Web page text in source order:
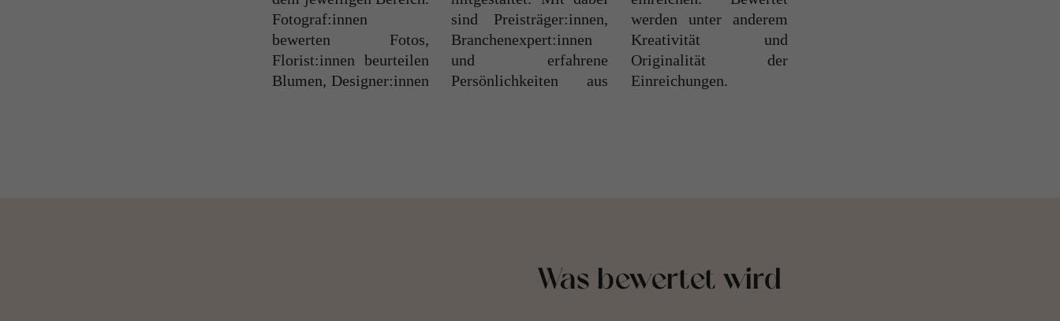
Fotograf:innen
bewerten Fotos,
Florist:innen beurteilen
Blumen, Designer:innen
sind Preisträger:innen,
Branchenexpert:innen
und erfahrene
Persönlichkeiten aus
werden unter anderem
Kreativität und
Originalität der
Einreichungen.
Was bewertet wird